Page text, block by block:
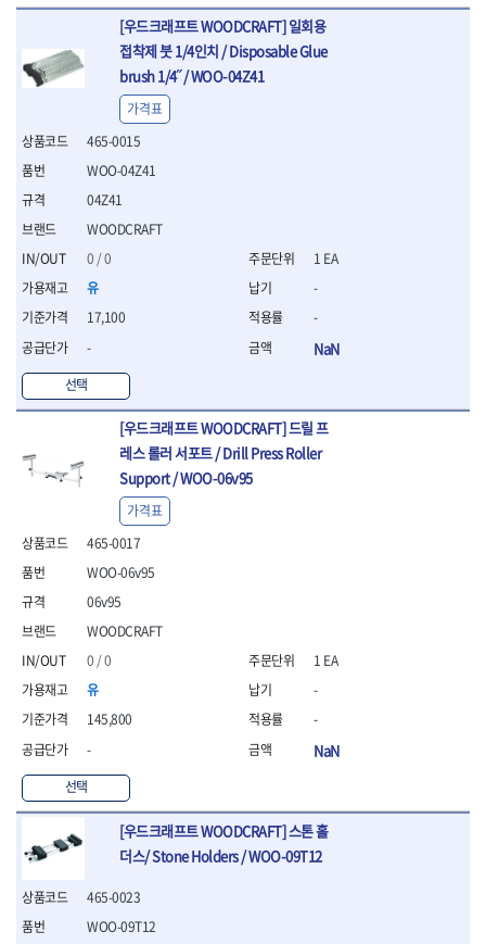
- 방폭T렌치
- 방폭드라이버
- 방폭펀치
- 절연포지비트소켓
철공공구
- 볼트커터
- 핸드볼트커터
- 클램프
- 망치
- 빠루망치
- 함마망치
- 도끼
- 망치헤드
- 나일론무반동망치
- 플라스틱망치
- 고무망치
- 핀펀치
- 센타펀치
- 핀펀치세트
- 펀치
- 펀치세트
- 톱대
- 빠루
- 철공끌
원예.사무용품
- 커터칼
- 전정톱
- 접톱
- 목공톱
- 고지톱
- 안전커터칼
- 휠메저
[우드크래프트 WOODCRAFT] 일회용
접착제 붓 1/4인치 / Disposable Glue
brush 1/4˝ / WOO-04Z41
465-0015
WOODCRAFT
0 / 0
유
17,100
-
선택
WOO-04Z41
04Z41
가격표
1 EA
-
-
NaN
[우드크래프트 WOODCRAFT] 드릴 프
레스 롤러 서포트 / Drill Press Roller
Support / WOO-06v95
465-0017
WOODCRAFT
0 / 0
유
145,800
-
선택
WOO-06v95
06v95
가격표
1 EA
-
-
NaN
[우드크래프트 WOODCRAFT] 스톤 홀
더스/ Stone Holders / WOO-09T12
465-0023
WOO-09T12